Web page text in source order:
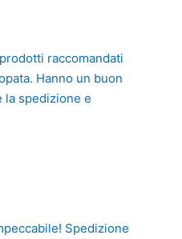
raccomandati
Hanno un buon
la spedizione e
Spedizione